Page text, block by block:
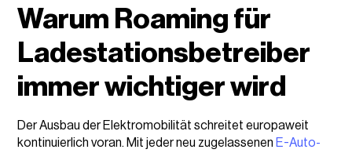
wichtiger wird
Was ist Roaming im E-Laden und wie funktioniert es?
ihre Vorteile
Warum Roaming für
Ladestationsbetreiber
immer wichtiger wird
Der Ausbau der Elektromobilität schreitet europaweit
kontinuierlich voran. Mit jeder neu zugelassenen E-Auto-